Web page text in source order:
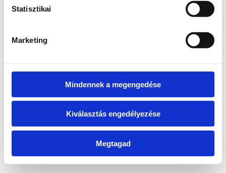
Statisztikai
Marketing
Mindennek a megengedése
Kiválasztás engedélyezése
Megtagad